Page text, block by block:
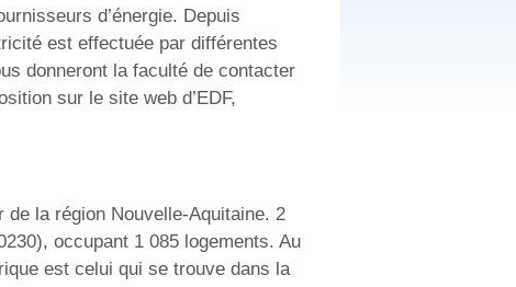
d’énergie. Depuis
est effectuée par différentes
donneront la faculté de contacter
sur le site web d’EDF,
la région Nouvelle-Aquitaine. 2
occupant 1 085 logements. Au
est celui qui se trouve dans la